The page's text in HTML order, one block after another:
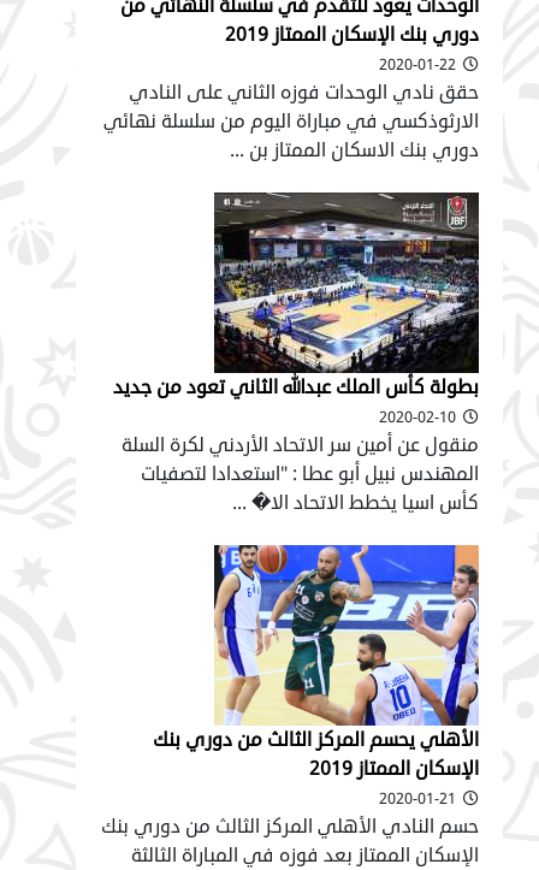
الوحدات يعود للتقدم في سلسلة النهائي من
دوري بنك الإسكان الممتاز 2019
حقق نادي الوحدات فوزه الثاني على النادي
الارثوذكسي في مباراة اليوم من سلسلة نهائي
دوري بنك الاسكان الممتاز بن ...
بطولة كأس الملك عبدالله الثاني تعود من جديد
منقول عن أمين سر الاتحاد الأردني لكرة السلة
المهندس نبيل أبو عطا : "استعدادا لتصفيات
كأس اسيا يخطط الاتحاد الا� ...
الأهلي يحسم المركز الثالث من دوري بنك
الإسكان الممتاز 2019
حسم النادي الأهلي المركز الثالث من دوري بنك
الإسكان الممتاز بعد فوزه في المباراة الثالثة